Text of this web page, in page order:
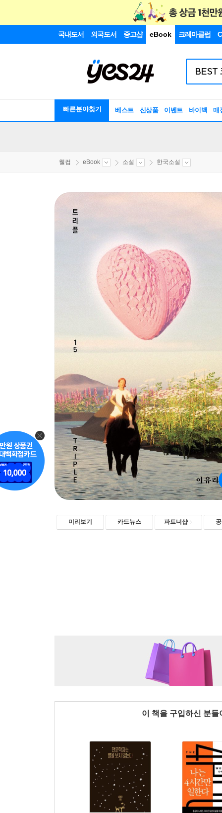
국내도서 외국도서 중고샵 eBook 크레마클럽
빠른분야찾기 베스트 신상품 이벤트 바이백 매
웰컴 eBook 소설 한국소설
미리보기 카드뉴스 파트너샵
이 책을 구입하신 분